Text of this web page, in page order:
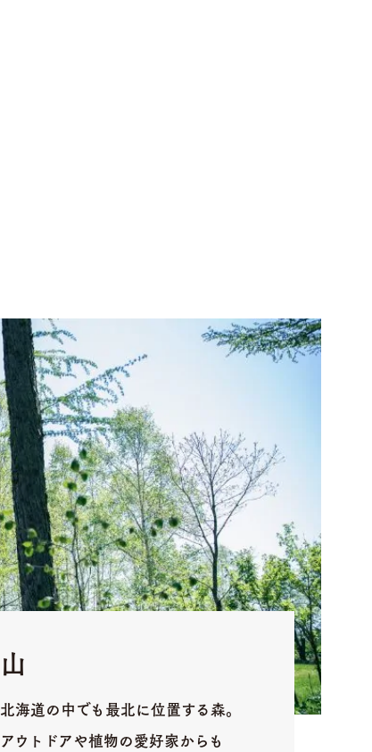
山
北海道の中でも最北に位置する森。
アウトドアや植物の愛好家からも